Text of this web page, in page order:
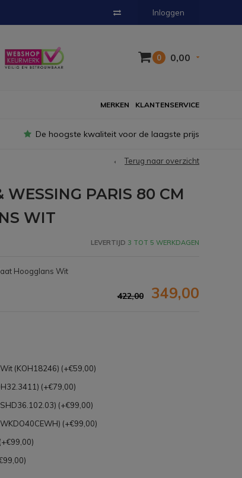
Inloggen
0 0,00
KLANTENSERVICE
MERKEN
De hoogste kwaliteit voor de laagste prijs
Terug naar overzicht
WESSING PARIS 80 CM
WIT
LEVERTIJD 3 TOT 5 WERKDAGEN
Hoogglans Wit
422,00 349,00
(KOH18246) (+€59,00)
(+€79,00)
(+€99,00)
(+€99,00)